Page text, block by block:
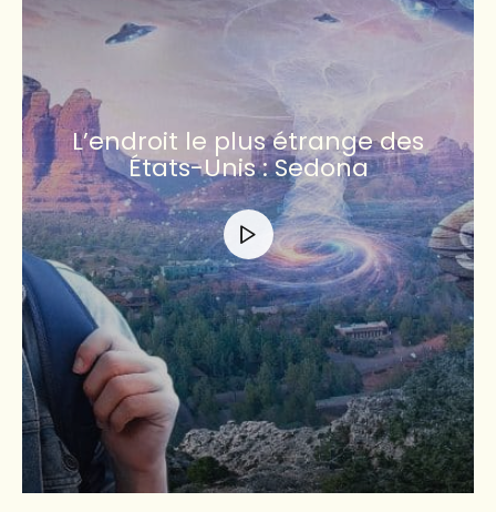
L’endroit le plus étrange des
États-Unis : Sedona